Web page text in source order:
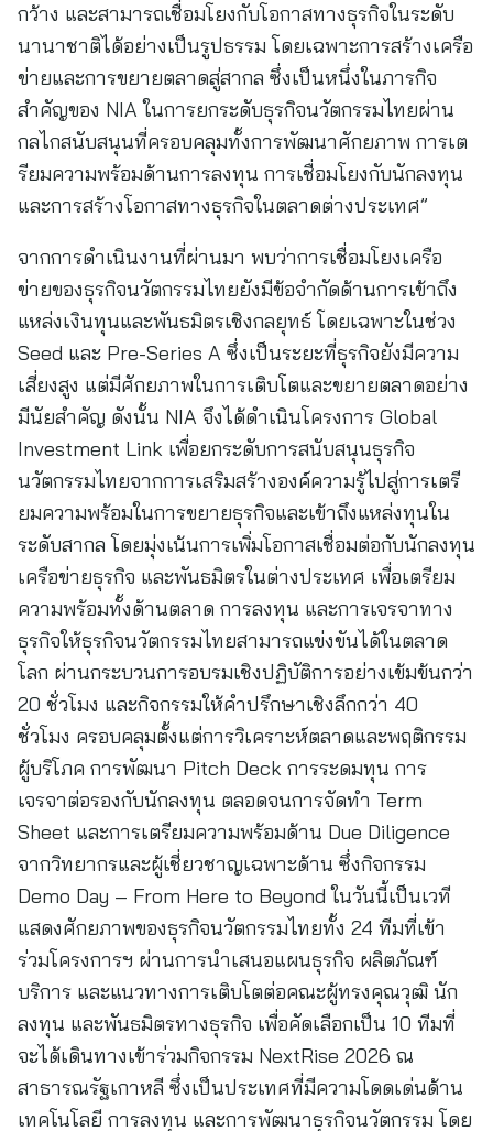
กว้าง และสามารถเชื่อมโยงกับโอกาสทางธุรกิจในระดับ
นานาชาติได้อย่างเป็นรูปธรรม โดยเฉพาะการสร้างเครือ
ข่ายและการขยายตลาดสู่สากล ซึ่งเป็นหนึ่งในภารกิจ
สำคัญของ NIA ในการยกระดับธุรกิจนวัตกรรมไทยผ่าน
กลไกสนับสนุนที่ครอบคลุมทั้งการพัฒนาศักยภาพ การเต
รียมความพร้อมด้านการลงทุน การเชื่อมโยงกับนักลงทุน
และการสร้างโอกาสทางธุรกิจในตลาดต่างประเทศ”
จากการดำเนินงานที่ผ่านมา พบว่าการเชื่อมโยงเครือ
ข่ายของธุรกิจนวัตกรรมไทยยังมีข้อจำกัดด้านการเข้าถึง
แหล่งเงินทุนและพันธมิตรเชิงกลยุทธ์ โดยเฉพาะในช่วง
Seed และ Pre-Series A ซึ่งเป็นระยะที่ธุรกิจยังมีความ
เสี่ยงสูง แต่มีศักยภาพในการเติบโตและขยายตลาดอย่าง
มีนัยสำคัญ ดังนั้น NIA จึงได้ดำเนินโครงการ Global
Investment Link เพื่อยกระดับการสนับสนุนธุรกิจ
นวัตกรรมไทยจากการเสริมสร้างองค์ความรู้ไปสู่การเตรี
ยมความพร้อมในการขยายธุรกิจและเข้าถึงแหล่งทุนใน
ระดับสากล โดยมุ่งเน้นการเพิ่มโอกาสเชื่อมต่อกับนักลงทุน
เครือข่ายธุรกิจ และพันธมิตรในต่างประเทศ เพื่อเตรียม
ความพร้อมทั้งด้านตลาด การลงทุน และการเจรจาทาง
ธุรกิจให้ธุรกิจนวัตกรรมไทยสามารถแข่งขันได้ในตลาด
โลก ผ่านกระบวนการอบรมเชิงปฏิบัติการอย่างเข้มข้นกว่า
20 ชั่วโมง และกิจกรรมให้คำปรึกษาเชิงลึกกว่า 40
ชั่วโมง ครอบคลุมตั้งแต่การวิเคราะห์ตลาดและพฤติกรรม
ผู้บริโภค การพัฒนา Pitch Deck การระดมทุน การ
เจรจาต่อรองกับนักลงทุน ตลอดจนการจัดทำ Term
Sheet และการเตรียมความพร้อมด้าน Due Diligence
จากวิทยากรและผู้เชี่ยวชาญเฉพาะด้าน ซึ่งกิจกรรม
Demo Day – From Here to Beyond ในวันนี้เป็นเวที
แสดงศักยภาพของธุรกิจนวัตกรรมไทยทั้ง 24 ทีมที่เข้า
ร่วมโครงการฯ ผ่านการนำเสนอแผนธุรกิจ ผลิตภัณฑ์
บริการ และแนวทางการเติบโตต่อคณะผู้ทรงคุณวุฒิ นัก
ลงทุน และพันธมิตรทางธุรกิจ เพื่อคัดเลือกเป็น 10 ทีมที่
จะได้เดินทางเข้าร่วมกิจกรรม NextRise 2026 ณ
สาธารณรัฐเกาหลี ซึ่งเป็นประเทศที่มีความโดดเด่นด้าน
เทคโนโลยี การลงทุน และการพัฒนาธุรกิจนวัตกรรม โดย